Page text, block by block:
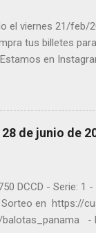
el viernes 21/feb/
tus billetes
en
su suerte en
clic a:
ganaron "Buena
para
de junio de
DCCD - Serie: 1
en https://
-